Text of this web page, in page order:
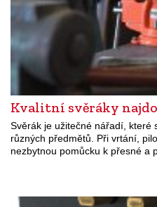
Kvalitní svěráky
Svěrák je užitečné nářadí, které
různých předmětů. Při vrtání,
nezbytnou pomůcku k přesné a